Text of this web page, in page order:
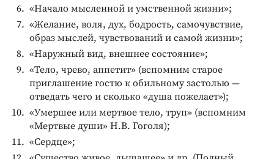
«Начало мысленной и умственной жизни»;
«Желание, воля, дух, бодрость, самочувствие,
образ мыслей, чувствований и самой жизни»;
«Наружный вид, внешнее состояние»;
«Тело, чрево, аппетит» (вспомним старое
приглашение гостю к обильному застолью —
отведать чего и сколько «душа пожелает»);
«Умершее или мертвое тело, труп» (вспомним
«Мертвые души» Н.В. Гоголя);
«Сердце»;